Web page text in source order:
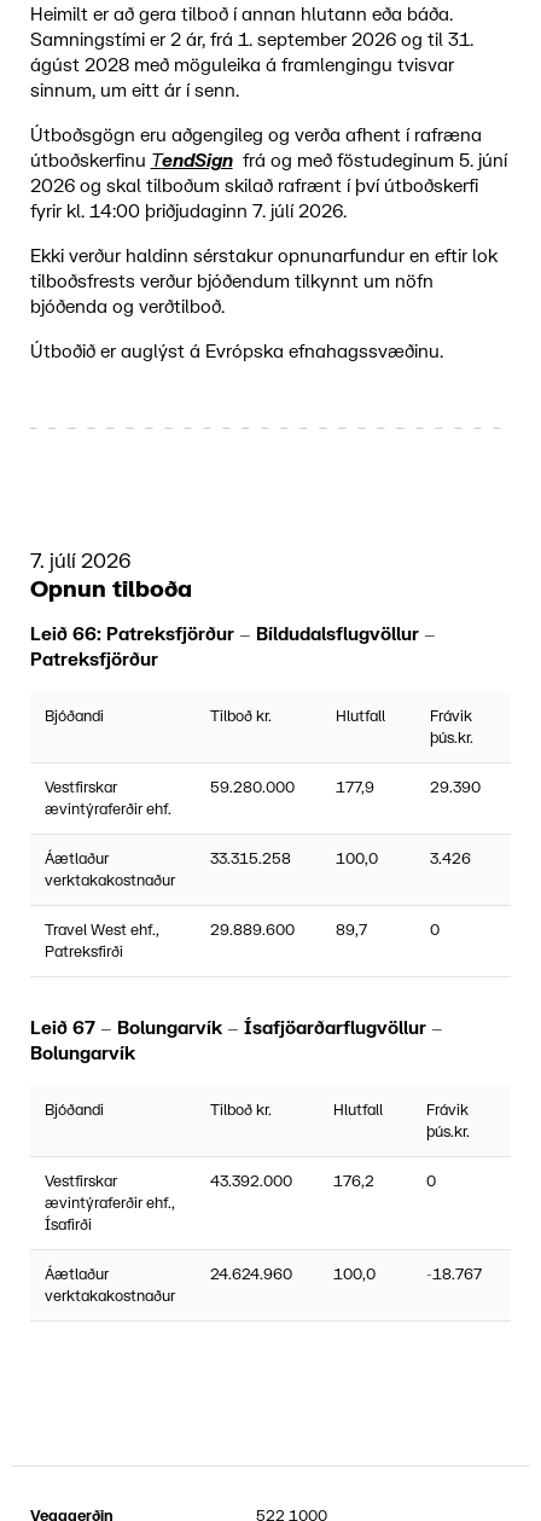
Heimilt er að gera tilboð í annan hlutann eða báða.
Samningstími er 2 ár, frá 1. september 2026 og til 31.
ágúst 2028 með möguleika á framlengingu tvisvar
sinnum, um eitt ár í senn.
Útboðsgögn eru aðgengileg og verða afhent í rafræna
útboðskerfinu TendSignfrá og með föstudeginum 5. júní
2026 og skal tilboðum skilað rafrænt í því útboðskerfi
fyrir kl. 14:00 þriðjudaginn 7. júlí 2026.
Ekki verður haldinn sérstakur opnunarfundur en eftir lok
tilboðsfrests verður bjóðendum tilkynnt um nöfn
bjóðenda og verðtilboð.
Útboðið er auglýst á Evrópska efnahagssvæðinu.
7. júlí 2026
Opnun tilboða
Leið 66: Patreksfjörður – Bíldudalsflugvöllur –
Patreksfjörður
Bjóðandi Tilboð kr. Hlutfall
Frávik
þús.kr.
Vestfirskar
ævintýraferðir ehf.
59.280.000 177,9 29.390
Áætlaður
verktakakostnaður
33.315.258 100,0 3.426
Travel West ehf.,
Patreksfirði
29.889.600 89,7 0
Leið 67 – Bolungarvík – Ísafjöarðarflugvöllur –
Bolungarvík
Bjóðandi Tilboð kr. Hlutfall
Frávik
þús.kr.
Vestfirskar
ævintýraferðir ehf.,
Ísafirði
43.392.000 176,2 0
Áætlaður
verktakakostnaður
24.624.960 100,0 -18.767
Vegagerðin 522 1000